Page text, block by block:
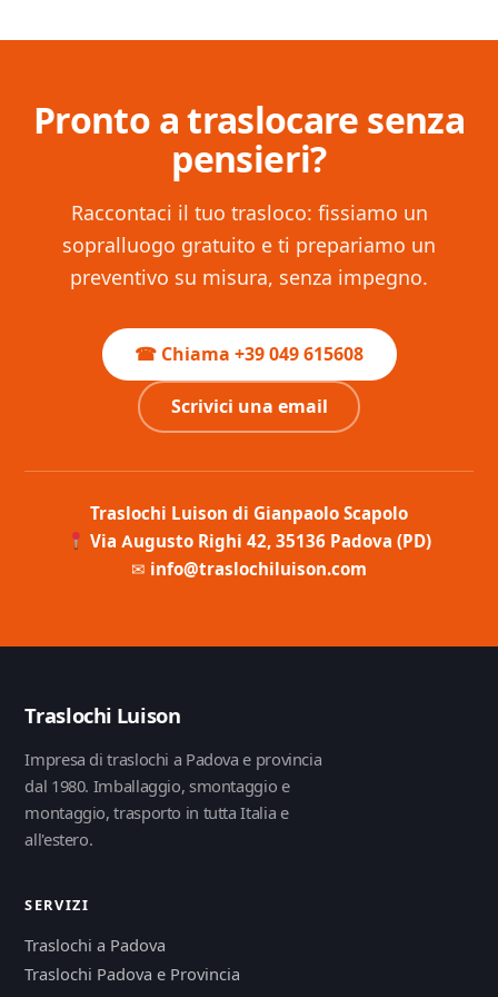
Pronto a traslocare senza
pensieri?
Raccontaci il tuo trasloco: fissiamo un
sopralluogo gratuito e ti prepariamo un
preventivo su misura, senza impegno.
☎ Chiama +39 049 615608
Scrivici una email
Traslochi Luison di Gianpaolo Scapolo
Via Augusto Righi 42, 35136 Padova (PD)
✉ info@traslochiluison.com
Traslochi Luison
Impresa di traslochi a Padova e provincia
dal 1980. Imballaggio, smontaggio e
montaggio, trasporto in tutta Italia e
all'estero.
SERVIZI
Traslochi a Padova
Traslochi Padova e Provincia